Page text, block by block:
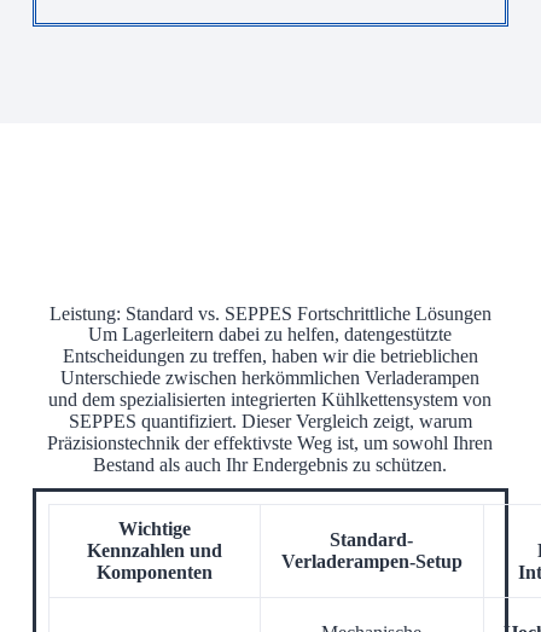
Leistung: Standard vs. SEPPES Fortschrittliche Lösungen
Um Lagerleitern dabei zu helfen, datengestützte
Entscheidungen zu treffen, haben wir die betrieblichen
Unterschiede zwischen herkömmlichen Verladerampen
und dem spezialisierten integrierten Kühlkettensystem von
SEPPES quantifiziert. Dieser Vergleich zeigt, warum
Präzisionstechnik der effektivste Weg ist, um sowohl Ihren
Bestand als auch Ihr Endergebnis zu schützen.
Wichtige
Kennzahlen und
Komponenten
Standard-
Verladerampen-Setup